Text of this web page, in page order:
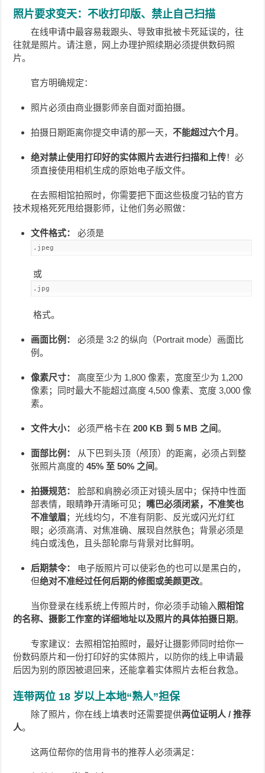
照片要求变天：不收打印版、禁止自己扫描
在线申请中最容易栽跟头、导致审批被卡死延误的，往
往就是照片。请注意，网上办理护照续期必须提供数码照
片。
官方明确规定：
照片必须由商业摄影师亲自面对面拍摄。
拍摄日期距离你提交申请的那一天，不能超过六个月。
绝对禁止使用打印好的实体照片去进行扫描和上传！必
须直接使用相机生成的原始电子版文件。
在去照相馆拍照时，你需要把下面这些极度刁钻的官方
技术规格死死甩给摄影师，让他们务必照做：
文件格式： 必须是
.jpeg
或
.jpg
格式。
画面比例：
必须是 3:2 的纵向（Portrait mode）画面比
例。
像素尺寸：
高度至少为 1,800 像素，宽度至少为 1,200
像素；同时最大不能超过高度 4,500 像素、宽度 3,000 像
素。
文件大小： 必须严格卡在200 KB 到 5 MB 之间。
面部比例：
从下巴到头顶（颅顶）的距离，必须占到整
张照片高度的45% 至 50% 之间。
拍摄规范：
脸部和肩膀必须正对镜头居中；保持中性面
部表情，眼睛睁开清晰可见； 嘴巴必须闭紧，不准笑也
不准皱眉；光线均匀，不准有阴影、反光或闪光灯红
眼；必须高清、对焦准确、展现自然肤色；背景必须是
纯白或浅色，且头部轮廓与背景对比鲜明。
后期禁令：
电子版照片可以使彩色的也可以是黑白的，
但绝对不准经过任何后期的修图或美颜更改。
当你登录在线系统上传照片时，你必须手动输入照相馆
的名称、摄影工作室的详细地址以及照片的具体拍摄日期。
专家建议：去照相馆拍照时，最好让摄影师同时给你一
份数码原片和一份打印好的实体照片，以防你的线上申请最
后因为别的原因被退回来，还能拿着实体照片去柜台救急。
连带两位 18 岁以上本地“熟人”担保
除了照片，你在线上填表时还需要提供两位证明人 / 推荐
人。
这两位帮你的信用背书的推荐人必须满足：